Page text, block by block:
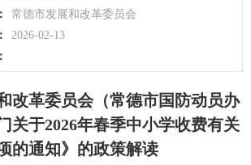
常德市发展和改革委员会
2026-02-13
改革委员会（常德市国防动员办
关于2026年春季中小学收费有关
的通知》的政策解读